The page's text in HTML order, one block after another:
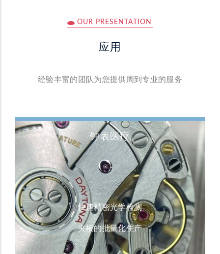
OUR PRESENTATION
应用
经验丰富的团队为您提供周到专业的服务
钟表医疗
快速精密光学检测
夹板的批量化生产
医疗部件表面处理